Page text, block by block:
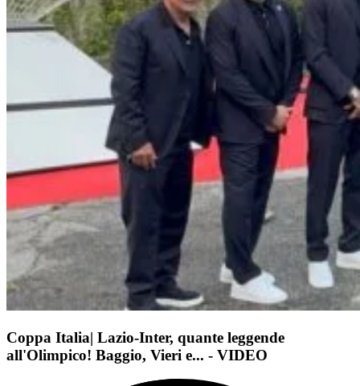
Coppa Italia| Lazio-Inter, quante leggende
all'Olimpico! Baggio, Vieri e... - VIDEO